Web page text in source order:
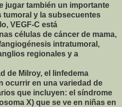
jugar también un importante
tumoral y la subsecuentes
VEGF-C está
células de cáncer de mama,
intratumoral,
regionales y a
de Milroy, el linfedema
ocurrir en una variedad de
que incluyen: el síndrome
X) que se ve en niñas en